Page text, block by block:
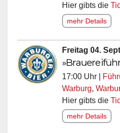
Hier gibts die
mehr Details
Freitag 04.
17:00 Uhr |
Warburg,
Hier gibts die
mehr Details